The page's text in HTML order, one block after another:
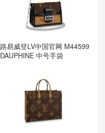
路易威登LV中国官网 M44599
DAUPHINE 中号手袋